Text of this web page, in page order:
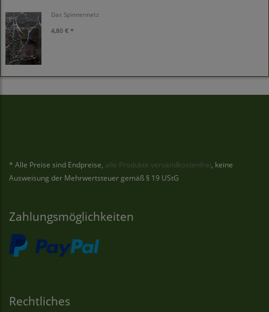
Das Spinnennetz
4,80 € *
* Alle Preise sind Endpreise, alle Produkte versandkostenfrei, keine
Ausweisung der Mehrwertsteuer gemäß § 19 UStG
Zahlungsmöglichkeiten
Rechtliches